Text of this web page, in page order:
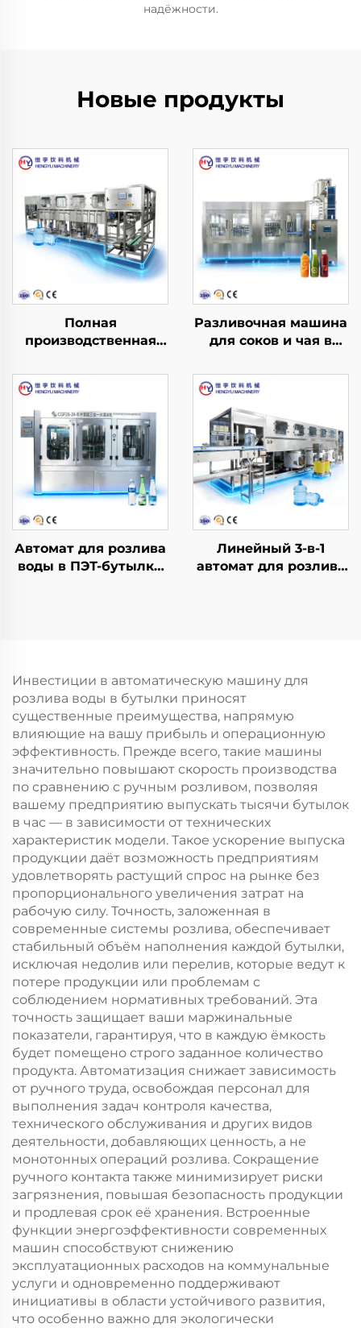
надёжности.
Новые продукты
Полная
производственная
воды в бочки QGF300
(3 в 1)
Разливочная машина
для соков и чая в
горячим розливом
RCGF40-40-10
Автомат для розлива
воды в ПЭТ-бутылки
Линейный 3-в-1
автомат для розлива
Инвестиции в автоматическую машину для
розлива воды в бутылки приносят
существенные преимущества, напрямую
влияющие на вашу прибыль и операционную
эффективность. Прежде всего, такие машины
значительно повышают скорость производства
по сравнению с ручным розливом, позволяя
вашему предприятию выпускать тысячи бутылок
в час — в зависимости от технических
характеристик модели. Такое ускорение выпуска
продукции даёт возможность предприятиям
удовлетворять растущий спрос на рынке без
пропорционального увеличения затрат на
рабочую силу. Точность, заложенная в
современные системы розлива, обеспечивает
стабильный объём наполнения каждой бутылки,
исключая недолив или перелив, которые ведут к
потере продукции или проблемам с
соблюдением нормативных требований. Эта
точность защищает ваши маржинальные
показатели, гарантируя, что в каждую ёмкость
будет помещено строго заданное количество
продукта. Автоматизация снижает зависимость
от ручного труда, освобождая персонал для
выполнения задач контроля качества,
технического обслуживания и других видов
деятельности, добавляющих ценность, а не
монотонных операций розлива. Сокращение
ручного контакта также минимизирует риски
загрязнения, повышая безопасность продукции
и продлевая срок её хранения. Встроенные
функции энергоэффективности современных
машин способствуют снижению
эксплуатационных расходов на коммунальные
услуги и одновременно поддерживают
инициативы в области устойчивого развития,
что особенно важно для экологически